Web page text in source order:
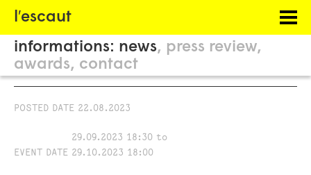
l′escaut
PHILOSOPHY
INFORMATION
informations: news
press review
awards
contact
POSTED DATE 22.08.2023
EVENT DATE
29.09.2023 18:30 to
29.10.2023 18:00